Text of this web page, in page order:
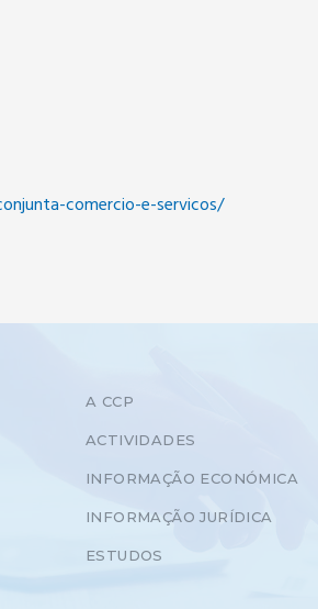
comercio-e-servicos/
A CCP
ACTIVIDADES
INFORMAÇÃO ECONÓMICA
INFORMAÇÃO JURÍDICA
ESTUDOS